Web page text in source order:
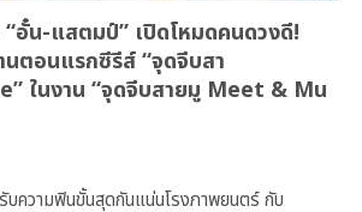
อั๋น-แสตมป์” เปิดโหมดคนดวงดี!
นตอนแรกซีรีส์ “จุดจีบสา
ในงาน “จุดจีบสายมู Meet & Mu
บความฟินขั้นสุดกันแน่นโรงภาพยนตร์ กับ